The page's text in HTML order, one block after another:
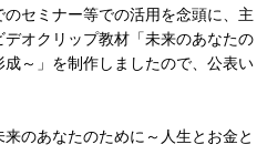
セミナー等での活用を念頭に、主
オクリップ教材「未来のあなたの
～」を制作しましたので、公表い
のあなたのために～人生とお金と